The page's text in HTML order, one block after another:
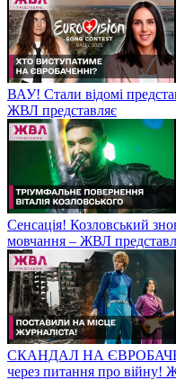
ВАУ! Стали відомі
ЖВЛ представляє
Сенсація! Козловський
мовчання – ЖВЛ
СКАНДАЛ НА
через питання про війну!